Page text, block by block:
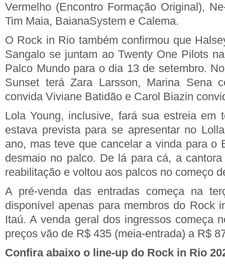
Vermelho (Encontro Formação Original),
Tim Maia, BaianaSystem e Calema.
O Rock in Rio também confirmou que
Sangalo se juntam ao Twenty One Pilots
Palco Mundo para o dia 13 de setembro.
Sunset terá Zara Larsson, Marina Sena
convida Viviane Batidão e Carol Biazin
Lola Young, inclusive, fará sua estreia em
estava prevista para se apresentar no
ano, mas teve que cancelar a vinda para o
desmaio no palco. De lá para cá, a
reabilitação e voltou aos palcos no começo
A pré-venda das entradas começa na
disponível apenas para membros do Rock
Itaú. A venda geral dos ingressos começa
preços vão de R$ 435 (meia-entrada) a R$
Confira abaixo o line-up do Rock in Rio